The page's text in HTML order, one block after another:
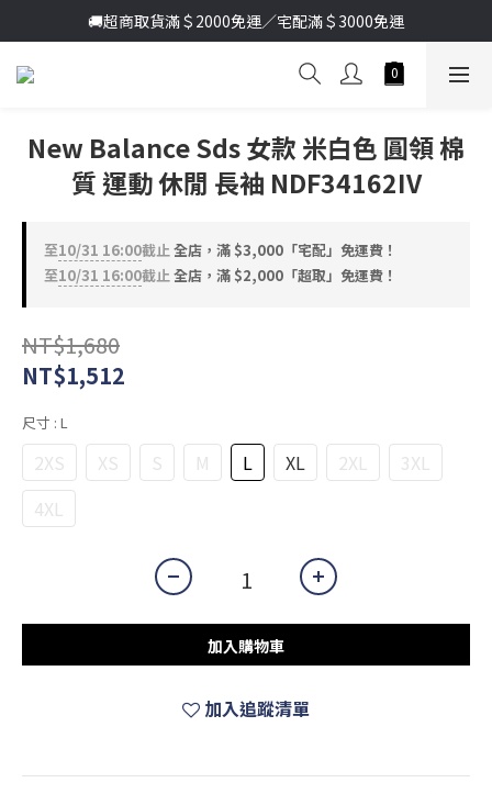
加入新會員送首購金＄100🔥點我註冊➞
🚚超商取貨滿＄2000免運／宅配滿＄3000免運
加入新會員送首購金＄100🔥點我註冊➞
New Balance Sds 女款 米白色 圓領 棉
質 運動 休閒 長袖 NDF34162IV
至10/31 16:00截止全店，滿 $3,000「宅配」免運費！
至10/31 16:00截止全店，滿 $2,000「超取」免運費！
NT$1,680
NT$1,512
尺寸 : L
2XS XS S M L XL 2XL
3XL
4XL
加入購物車
加入追蹤清單